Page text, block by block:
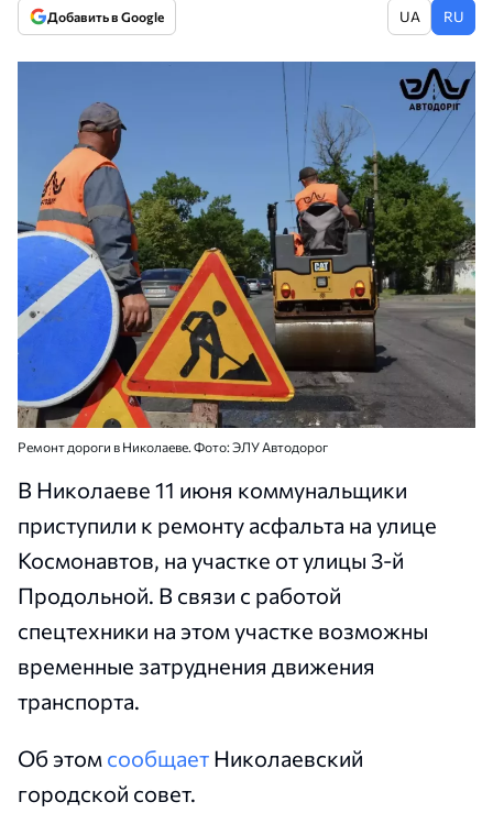
Добавить в Google UA RU
Ремонт дороги в Николаеве. Фото: ЭЛУ Автодорог
В Николаеве 11 июня коммунальщики
приступили к ремонту асфальта на улице
Космонавтов, на участке от улицы 3-й
Продольной. В связи с работой
спецтехники на этом участке возможны
временные затруднения движения
транспорта.
Об этом сообщает Николаевский
городской совет.